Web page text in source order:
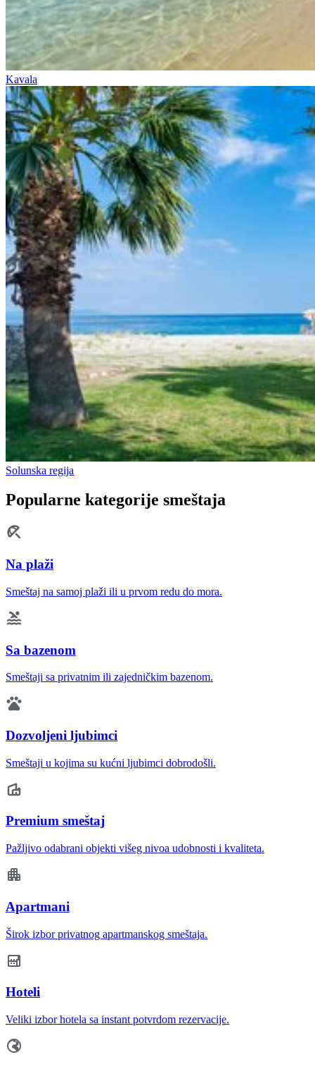
Kavala
Solunska regija
Popularne kategorije smeštaja
Na plaži
Smeštaj na samoj plaži ili u prvom redu do mora.
Sa bazenom
Smeštaji sa privatnim ili zajedničkim bazenom.
Dozvoljeni ljubimci
Smeštaji u kojima su kućni ljubimci dobrodošli.
Premium smeštaj
Pažljivo odabrani objekti višeg nivoa udobnosti i kvaliteta.
Apartmani
Širok izbor privatnog apartmanskog smeštaja.
Hoteli
Veliki izbor hotela sa instant potvrdom rezervacije.